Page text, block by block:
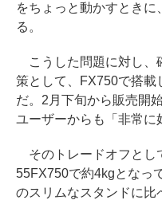
をちょっと動かすとき
る。
こうした問題に対し、
策として、FX750で搭載
だ。2月下旬から販売開
ユーザーからも「非常に
そのトレードオフとし
55FX750で約4kgとなっ
のスリムなスタンドに比